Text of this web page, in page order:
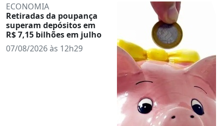
ECONOMIA
Retiradas da poupança
superam depósitos em
R$ 7,15 bilhões em julho
07/08/2026 às 12h29